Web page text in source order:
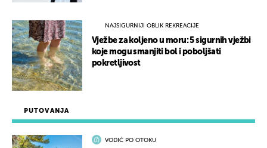
PUTOVANJA
VODIČ PO OTOKU
NAJSIGURNIJI OBLIK REKREACIJE
Vježbe za koljeno u moru: 5 sigurnih vježbi
koje mogu smanjiti bol i poboljšati
pokretljivost